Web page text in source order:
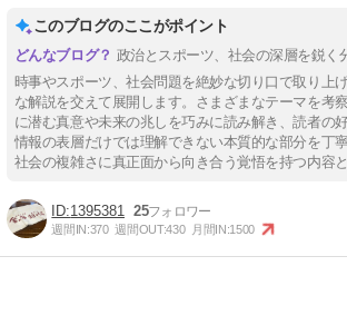
このブログのここがポイント
政治とスポーツ、社会の深層を鋭く
時事やスポーツ、社会問題を絶妙な切り口で取り上
な解説を交えて展開します。さまざまなテーマを考
に潜む真意や未来の兆しを巧みに読み解き、読者の
情報の表層だけでは理解できない本質的な部分を丁
社会の複雑さに真正面から向き合う覚悟を持つ内容
1395381 25
週間IN:370 週間OUT:430 月間IN:1500